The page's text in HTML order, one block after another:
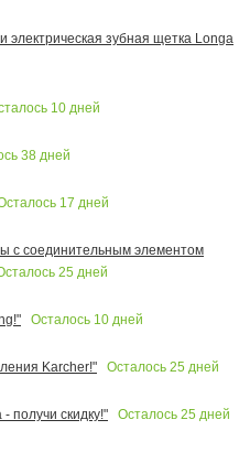
электрическая зубная щетка Longa
10 дней
38 дней
17 дней
с соединительным элементом
25 дней
Осталось 10 дней
Karcher!"
Осталось 25 дней
получи скидку!"
Осталось 25 дней